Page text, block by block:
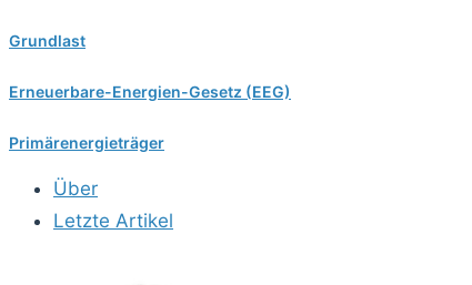
Grundlast
Erneuerbare-Energien-Gesetz (EEG)
Primärenergieträger
Über
Letzte Artikel